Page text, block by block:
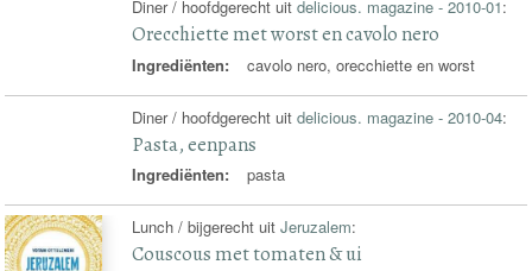
Diner / hoofdgerecht uitdelicious. magazine - 2010-01:
Orecchiette met worst en cavolo nero
Ingrediënten: cavolo nero, orecchiette en worst
Diner / hoofdgerecht uitdelicious. magazine - 2010-04:
Pasta, eenpans
Ingrediënten: pasta
Lunch / bijgerecht uitJeruzalem:
Couscous met tomaten & ui